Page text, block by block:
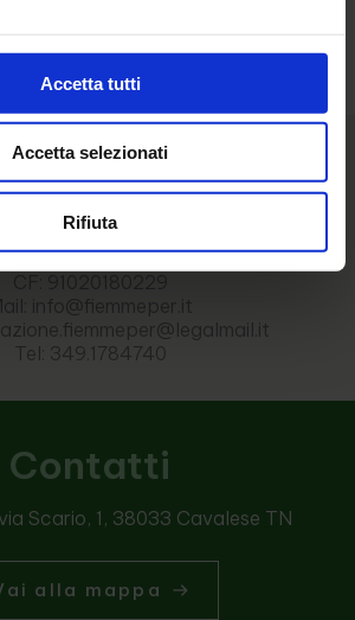
Accetta tutti
Accetta selezionati
Rifiuta
FiemmePer ETS
Mail: info@fiemmeper.it
Tel: 349.1784740
Contatti
Scario, 1, 38033 Cavalese TN
alla mappa